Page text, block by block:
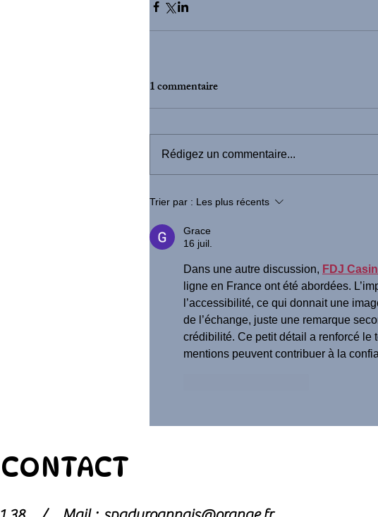
1 commentaire
Rédigez un commentaire...
Trier par : Les plus récents
Grace
16 juil.
Dans une autre discussion, FDJ
ligne en France ont été abordées.
l’accessibilité, ce qui donnait une
de l’échange, juste une remarque
crédibilité. Ce petit détail a renforcé le
mentions peuvent contribuer à la
CONTACT